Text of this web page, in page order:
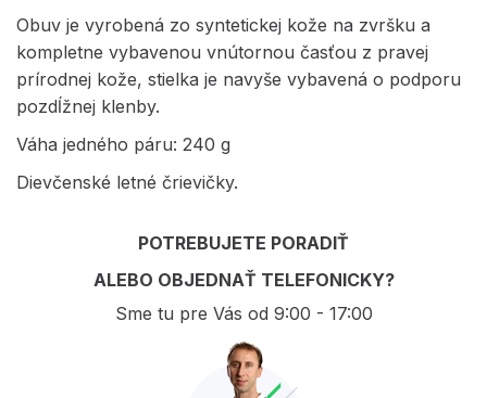
Obuv je vyrobená zo syntetickej kože na zvršku a
kompletne vybavenou vnútornou časťou z pravej
prírodnej kože, stielka je navyše vybavená o podporu
pozdĺžnej klenby.
Váha jedného páru: 240 g
Dievčenské letné črievičky.
POTREBUJETE PORADIŤ
ALEBO OBJEDNAŤ TELEFONICKY?
Sme tu pre Vás od 9:00 - 17:00